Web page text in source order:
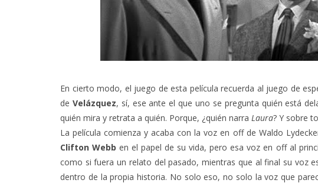
En cierto modo, el juego de esta película recuerda al juego de
de Velázquez, sí, ese ante el que uno se pregunta quién está
quién mira y retrata a quién. Porque, ¿quién narra Laura? Y sobre
La película comienza y acaba con la voz en off de Waldo
Clifton Webb en el papel de su vida, pero esa voz en off al
como si fuera un relato del pasado, mientras que al final su voz
dentro de la propia historia. No solo eso, no solo la voz que